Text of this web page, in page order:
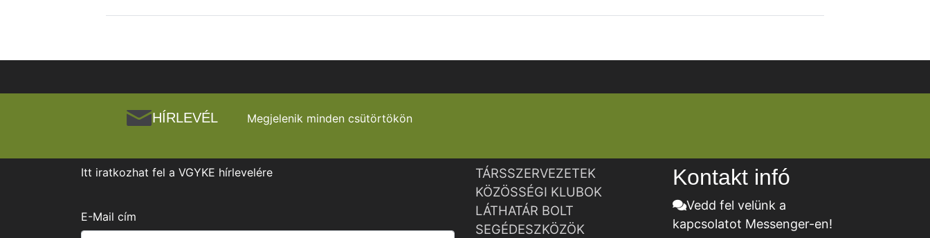
HÍRLEVÉL Megjelenik minden csütörtökön
Itt iratkozhat fel a VGYKE hírlevelére
E-Mail cím
TÁRSSZERVEZETEK
KÖZÖSSÉGI KLUBOK
LÁTHATÁR BOLT
SEGÉDESZKÖZÖK
Kontakt infó
Vedd fel velünk a
kapcsolatot Messenger-en!